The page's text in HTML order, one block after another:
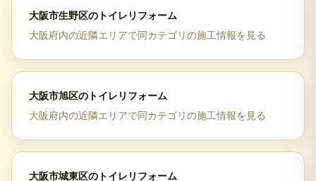
大阪市生野区の トイレリフォーム
大阪府内の近隣エリアで同カテゴリの施工情報を見る
大阪市旭区の トイレリフォーム
大阪府内の近隣エリアで同カテゴリの施工情報を見る
大阪市城東区の トイレリフォーム